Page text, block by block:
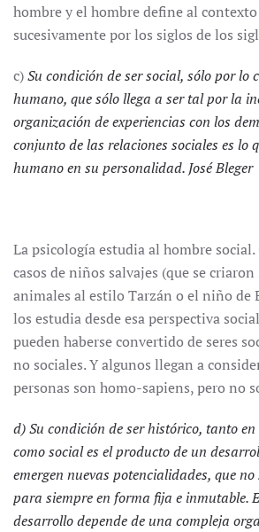
hombre y el hombre define al
sucesivamente por los siglos de los
c)Su condición de ser social, sólo por lo
humano, que sólo llega a ser tal por la
organización de experiencias con los
conjunto de las relaciones sociales es lo
humano en su personalidad. José Bleger
La psicología estudia al hombre
casos de niños salvajes (que se
animales al estilo Tarzán o el niño de
los estudia desde esa perspectiva
pueden haberse convertido de seres
no sociales. Y algunos llegan a
personas son homo-sapiens, pero no
d) Su condición de ser histórico, tanto
como social es el producto de un
emergen nuevas potencialidades, que
para siempre en forma fija e inmutable.
desarrollo depende de una compleja